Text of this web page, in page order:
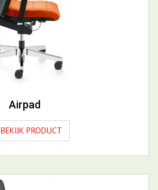
Airpad
BEKIJK PRODUCT